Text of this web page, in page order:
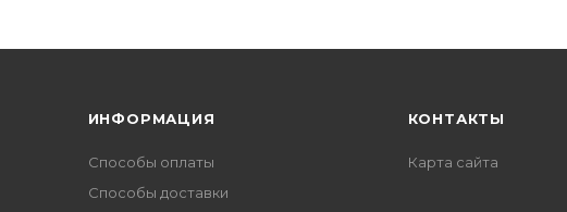
ИНФОРМАЦИЯ
Способы оплаты
Способы доставки
КОНТАКТЫ
Карта сайта